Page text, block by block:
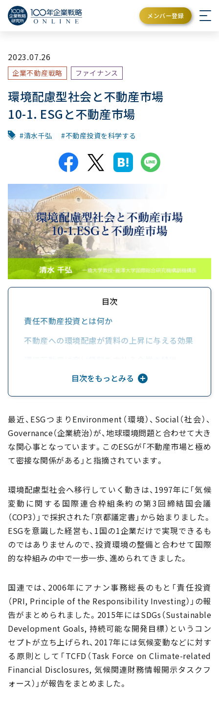
メンバー登録
2023.07.26
企業不動産戦略 ファイナンス
環境配慮型社会と不動産市場
10-1. ESGと不動産市場
清水千弘 不動産投資を科学する
目次
責任不動産投資とは何か
不動産への環境配慮が賃料の上昇に与える効果
グリーンプレミアムをどのように計測するか
環境認証の普及に向けた課題とは
グリーン・レトロフィットの効果を検証する
目次をもっとみる
最近、ESGつまりEnvironment（環境）、Social（社会）、
Governance（企業統治）が、地球環境問題と合わせて大き
な関心事となっています。このESGが「不動産市場と極め
て密接な関係がある」と指摘されています。
環境配慮型社会へ移行していく動きは、1997年に「気候
変動に関する国際連合枠組条約の第3回締結国会議
（COP3）」で採択された「京都議定書」から始まりました。
ESGを意識した経営も、1国の1企業だけで実現できるも
のではありませんので、投資環境の整備と合わせて国際
的な枠組みの中で一歩一歩、進められてきました。
国連では、2006年にアナン事務総長のもと「責任投資
（PRI, Principle of the Responsibility Investing）」の報
告がまとめられました。2015年にはSDGs（Sustainable
Development Goals, 持続可能な開発目標）というコン
セプトが立ち上げられ、2017年には気候変動などに対す
る原則として「TCFD（Task Force on Climate-related
Financial Disclosures, 気候関連財務情報開示タスクフ
ォース）」が報告をまとめました。